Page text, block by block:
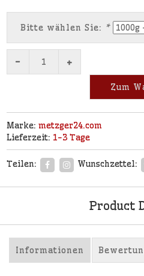
Bitte wählen Sie: *
- +
Zum
Marke: metzger24.com
Lieferzeit: 1-3 Tage
Teilen: Wunschzettel:
Product
Informationen